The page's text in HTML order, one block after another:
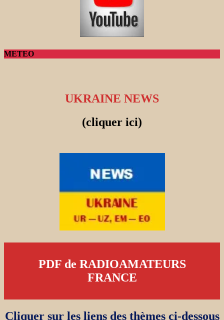
METEO
UKRAINE NEWS
(cliquer ici)
PDF de RADIOAMATEURS
FRANCE
Cliquer sur les liens des thèmes ci-dessous